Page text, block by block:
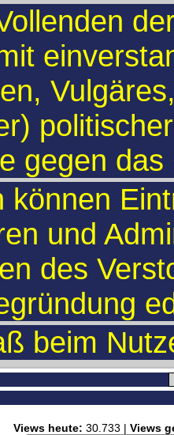
gegen
können
und
des
beim
Views heute: 30.733 | Views